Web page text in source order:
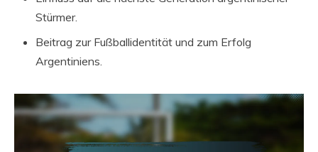
Stürmer.
Beitrag zur Fußballidentität und zum Erfolg
Argentiniens.